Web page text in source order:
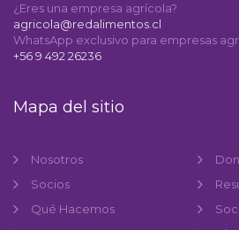
¿Eres una empresa agrícola?
agricola@redalimentos.cl
WhatsApp exclusivo para empresas
+56 9 492 26236
Mapa del sitio
Nosotros
Socios
Qué Hacemos